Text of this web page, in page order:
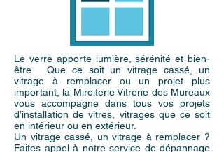
Le verre apporte lumière, sérénité et bien-
être. Que ce soit un vitrage cassé, un
vitrage à remplacer ou un projet plus
important, la Miroiterie Vitrerie des Mureaux
vous accompagne dans tous vos projets
d’installation de vitres, vitrages que ce soit
en intérieur ou en extérieur.
Un vitrage cassé, un vitrage à remplacer ?
Faites appel à notre service de dépannage